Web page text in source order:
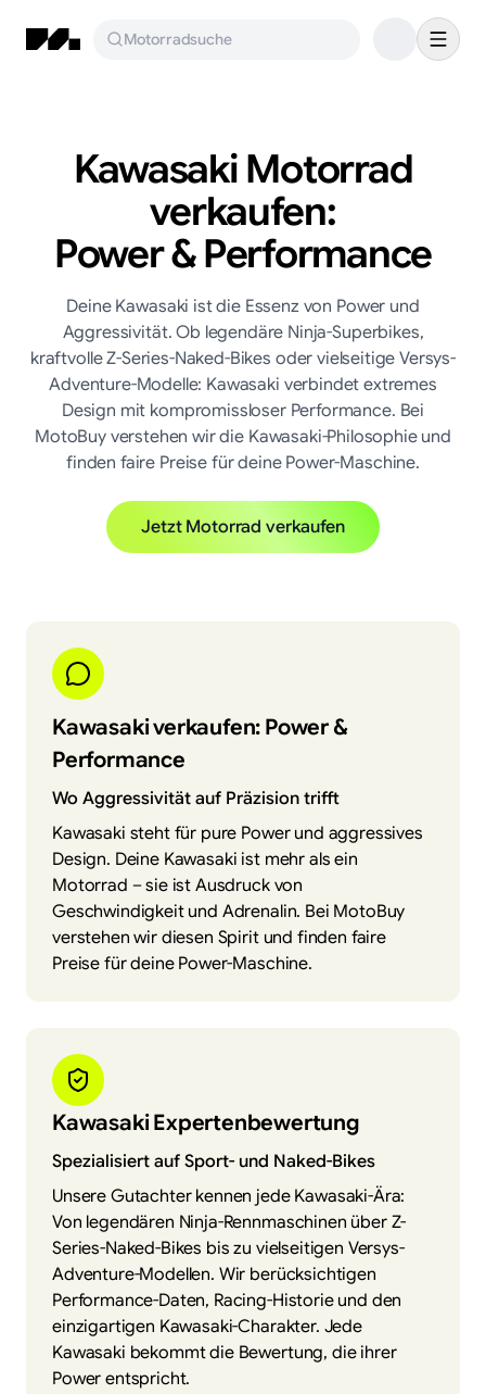
Motorradsuche
Kawasaki Motorrad
verkaufen:
Power & Performance
Deine Kawasaki ist die Essenz von Power und
Aggressivität. Ob legendäre Ninja-Superbikes,
kraftvolle Z-Series-Naked-Bikes oder vielseitige Versys-
Adventure-Modelle: Kawasaki verbindet extremes
Design mit kompromissloser Performance. Bei
MotoBuy verstehen wir die Kawasaki-Philosophie und
finden faire Preise für deine Power-Maschine.
Jetzt Motorrad verkaufen
Kawasaki verkaufen: Power &
Performance
Wo Aggressivität auf Präzision trifft
Kawasaki steht für pure Power und aggressives
Design. Deine Kawasaki ist mehr als ein
Motorrad – sie ist Ausdruck von
Geschwindigkeit und Adrenalin. Bei MotoBuy
verstehen wir diesen Spirit und finden faire
Preise für deine Power-Maschine.
Kawasaki Expertenbewertung
Spezialisiert auf Sport- und Naked-Bikes
Unsere Gutachter kennen jede Kawasaki-Ära:
Von legendären Ninja-Rennmaschinen über Z-
Series-Naked-Bikes bis zu vielseitigen Versys-
Adventure-Modellen. Wir berücksichtigen
Performance-Daten, Racing-Historie und den
einzigartigen Kawasaki-Charakter. Jede
Kawasaki bekommt die Bewertung, die ihrer
Power entspricht.